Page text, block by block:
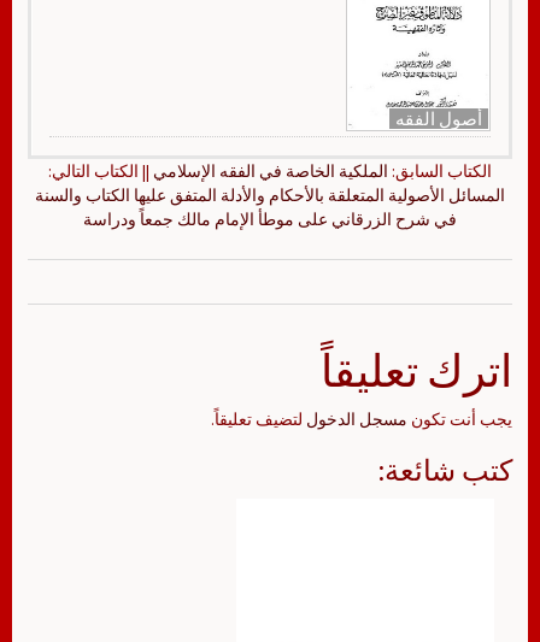
أصول الفقه
الكتاب السابق: الملكية الخاصة في الفقه الإسلامي || الكتاب التالي:
المسائل الأصولية المتعلقة بالأحكام والأدلة المتفق عليها الكتاب والسنة
في شرح الزرقاني على موطأ الإمام مالك جمعاً ودراسة
اترك تعليقاً
يجب أنت تكون مسجل الدخول لتضيف تعليقاً.
كتب شائعة: